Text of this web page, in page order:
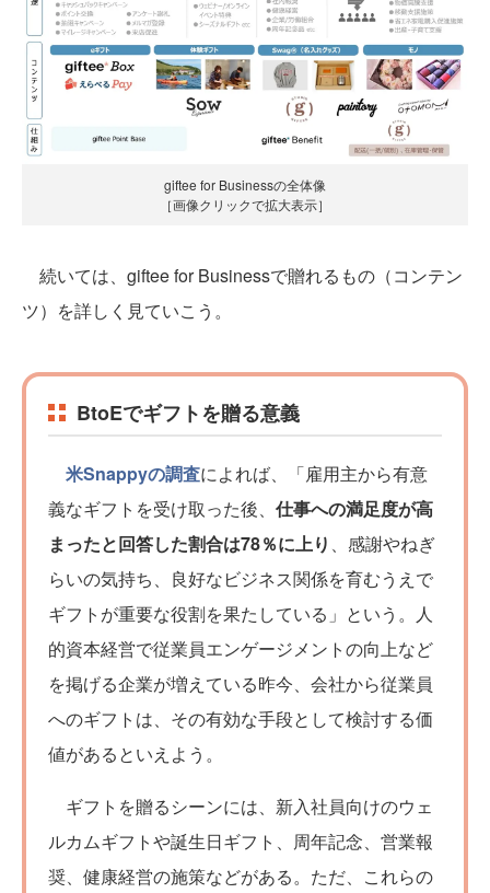
giftee for Businessの全体像
［画像クリックで拡大表示］
続いては、giftee for Businessで贈れるもの（コンテン
ツ）を詳しく見ていこう。
BtoEでギフトを贈る意義
米Snappyの調査によれば、「雇用主から有意
義なギフトを受け取った後、 仕事への満足度が高
まったと回答した割合は78％に上り 、感謝やねぎ
らいの気持ち、良好なビジネス関係を育むうえで
ギフトが重要な役割を果たしている」という。人
的資本経営で従業員エンゲージメントの向上など
を掲げる企業が増えている昨今、会社から従業員
へのギフトは、その有効な手段として検討する価
値があるといえよう。
ギフトを贈るシーンには、新入社員向けのウェ
ルカムギフトや誕生日ギフト、周年記念、営業報
奨、健康経営の施策などがある。ただ、これらの